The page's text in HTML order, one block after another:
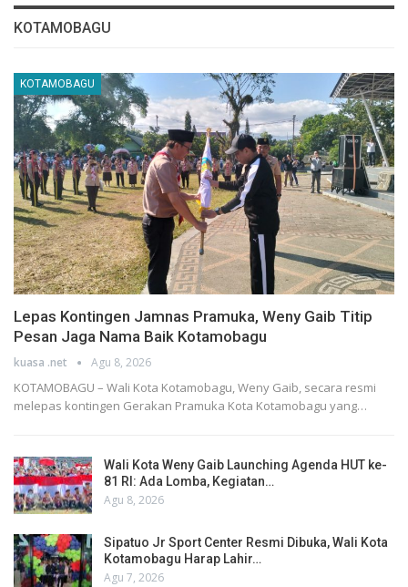
KOTAMOBAGU
KOTAMOBAGU
Lepas Kontingen Jamnas Pramuka, Weny Gaib Titip
Pesan Jaga Nama Baik Kotamobagu
kuasa .net Agu 8, 2026
KOTAMOBAGU – Wali Kota Kotamobagu, Weny Gaib, secara resmi
melepas kontingen Gerakan Pramuka Kota Kotamobagu yang…
Wali Kota Weny Gaib Launching Agenda HUT ke-
81 RI: Ada Lomba, Kegiatan…
Agu 8, 2026
Sipatuo Jr Sport Center Resmi Dibuka, Wali Kota
Kotamobagu Harap Lahir…
Agu 7, 2026